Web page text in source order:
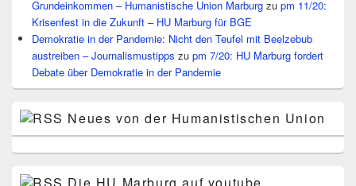
Grundeinkommen – Humanistische Union Marburg zu pm 11/20:
Krisenfest in die Zukunft – HU Marburg für BGE
Demokratie in der Pandemie: Nicht den Teufel mit Beelzebub
austreiben – Journalismustipps zu pm 7/20: HU Marburg fordert
Debate über Demokratie in der Pandemie
Neues von der Humanistischen Union